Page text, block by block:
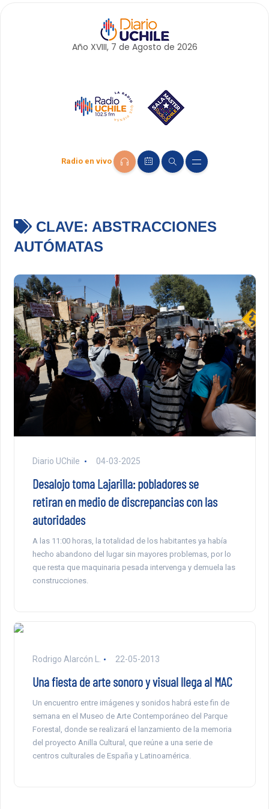
Año XVIII, 7 de Agosto de 2026
Radio en vivo
CLAVE: ABSTRACCIONES
AUTÓMATAS
Diario UChile 04-03-2025
Desalojo toma Lajarilla: pobladores se
retiran en medio de discrepancias con las
autoridades
A las 11:00 horas, la totalidad de los habitantes ya había
hecho abandono del lugar sin mayores problemas, por lo
que resta que maquinaria pesada intervenga y demuela las
construcciones.
Rodrigo Alarcón L. 22-05-2013
Una fiesta de arte sonoro y visual llega al MAC
Un encuentro entre imágenes y sonidos habrá este fin de
semana en el Museo de Arte Contemporáneo del Parque
Forestal, donde se realizará el lanzamiento de la memoria
del proyecto Anilla Cultural, que reúne a una serie de
centros culturales de España y Latinoamérica.